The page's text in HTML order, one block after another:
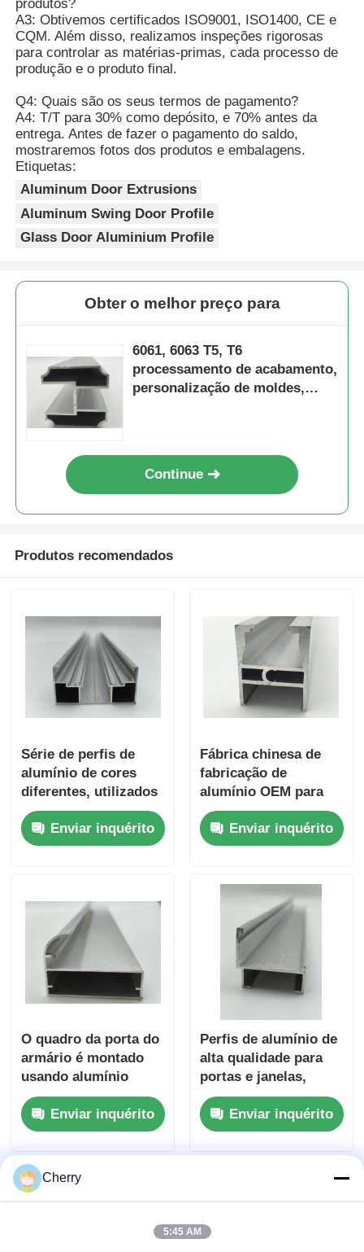
Solicitar um Orçamento
Perfis de alumínio de extrusão
Perfis de cozinha de alumínio
Extrusão industrial de alumínio
Acessórios de perfis de alumínio
Perfis de janela de batente
Perfis de Fachada Cortina
Perfil de alumínio polido
perfis de alumínio do revestimento de madeira
Perfis de acabamento de alumínio
Profissionais de extrusão de extrusores de calor de
como snap-fit, montagem e vedação,e
facilitar a montagem modular.
4A estrutura de cavidade também
fornece espaço de instalação para tiras
de vedação e materiais de isolamento
acústico.
produtos?
A3: Obtivemos certificados ISO9001, ISO1400, CE e
CQM. Além disso, realizamos inspeções rigorosas
para controlar as matérias-primas, cada processo de
produção e o produto final.
Q4: Quais são os seus termos de pagamento?
A4: T/T para 30% como depósito, e 70% antes da
entrega. Antes de fazer o pagamento do saldo,
mostraremos fotos dos produtos e embalagens.
Etiquetas:
Aluminum Door Extrusions
Aluminum Swing Door Profile
Glass Door Aluminium Profile
Obter o melhor preço para
6061, 6063 T5, T6
processamento de acabamento,
personalização de moldes,
Continue
Produtos recomendados
Série de perfis de
alumínio de cores
diferentes, utilizados
para portas e janelas,
revestidos com 6063
liga T5 fonte de
Enviar inquérito
Fábrica chinesa de
fabricação de
alumínio OEM para
perfis de alumínio
industrialEnviar inquérito
O quadro da porta do
armário é montado
usando alumínio
extrudido para o
quadro da porta do
armário.
Enviar inquérito
Perfis de alumínio de
alta qualidade para
portas e janelas,
perfis de alumínio
chineses
personalizados,
fornecedor de perfis
Enviar inquérito
Cherry
5:45 AM